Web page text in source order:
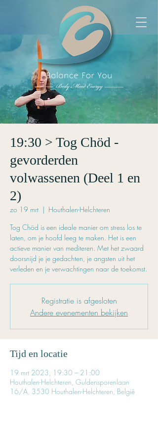
19:30 > Tog Chöd -
gevorderden
volwassenen (Deel 1 en
2)
zo 19 mrt
  |
Houthalen-Helchteren
Tog Chöd is een ideale manier om stress los te
laten, om je hoofd leeg te maken. Het is een
actieve manier van mediteren. Met het zwaard
doorsnijd je je gedachten, je angsten uit het
verleden en je verwachtingen naar de toekomst.
Registratie is afgesloten
Andere evenementen bekijken
Tijd en locatie
19 mrt 2023, 19:30 – 21:00
Houthalen-Helchteren, Guldensporenlaan
16/A, 3530 Houthalen-Helchteren, België